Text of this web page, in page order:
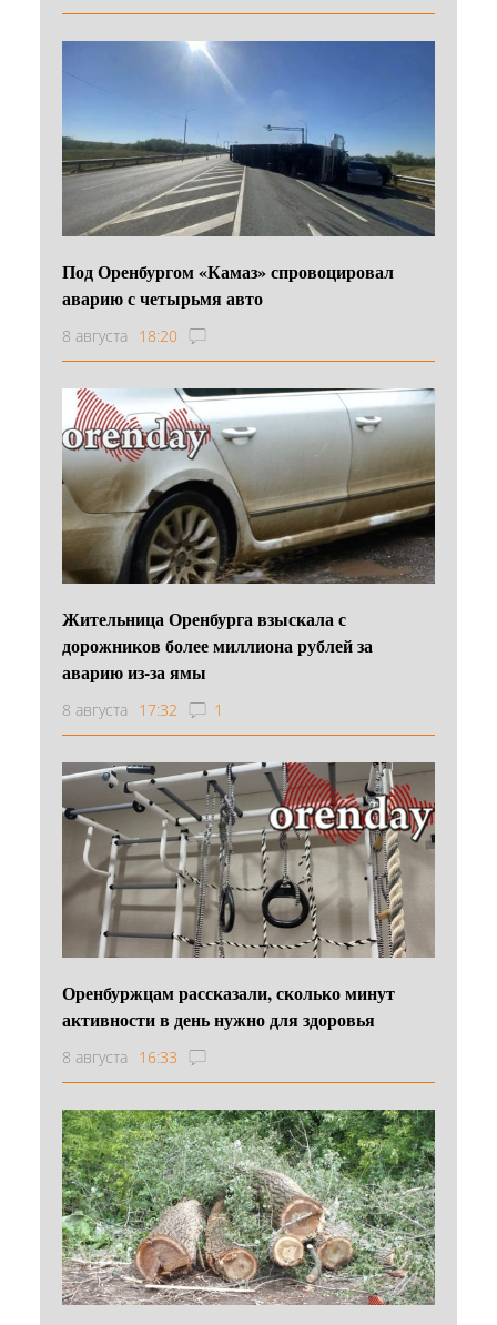
Под Оренбургом «Камаз» спровоцировал
аварию с четырьмя авто
8 августа 18:20
Жительница Оренбурга взыскала с
дорожников более миллиона рублей за
аварию из-за ямы
8 августа 17:32 1
Оренбуржцам рассказали, сколько минут
активности в день нужно для здоровья
8 августа 16:33